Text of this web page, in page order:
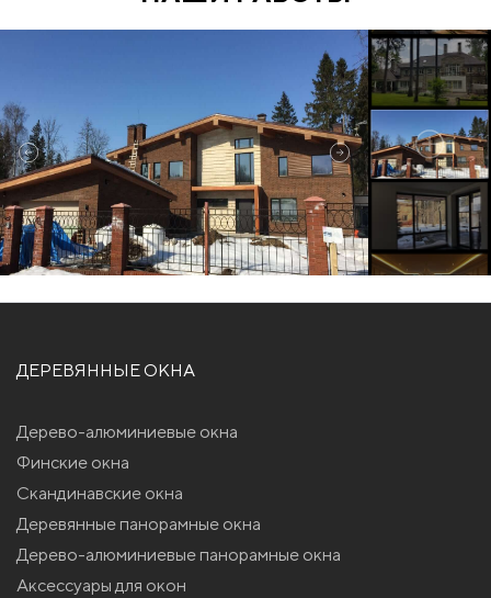
ДЕРЕВЯННЫЕ ОКНА
Дерево-алюминиевые окна
Финские окна
Скандинавские окна
Деревянные панорамные окна
Дерево-алюминиевые панорамные окна
Аксессуары для окон